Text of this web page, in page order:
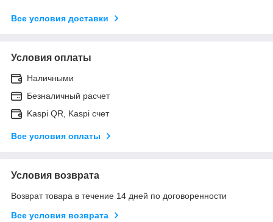
Все условия доставки
Условия оплаты
Наличными
Безналичный расчет
Kaspi QR, Kaspi счет
Все условия оплаты
Условия возврата
Возврат товара в течение 14 дней по договоренности
Все условия возврата